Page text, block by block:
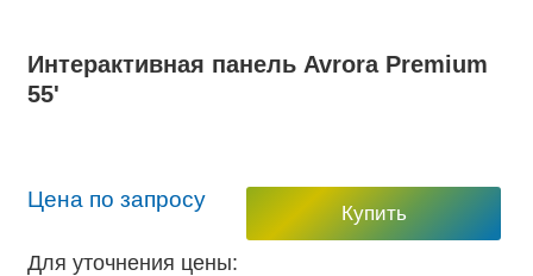
Интерактивная панель Avrora Premium
55'
Цена по запросу
Купить
Для уточнения цены: